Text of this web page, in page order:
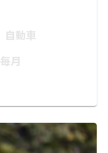
自動車
毎月